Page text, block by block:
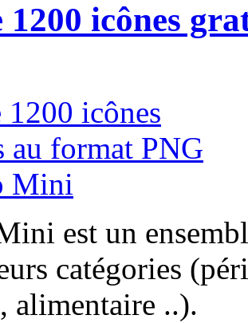
1200 icônes
est un
catégories
alimentaire ..).